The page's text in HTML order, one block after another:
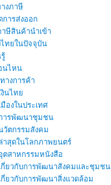
งภาษี
การส่งออก
าษีสินค้านำเข้า
ไทยในปัจจุบัน
นไหน
างการค้า
นไทย
องในประเทศ
ารพัฒนาชุมชน
วัตกรรมสังคม
าสุดในโลกภาพยนตร์
ตสาหกรรมหนังสือ
กี่ยวกับการพัฒนาสังคมและชุมชน
กี่ยวกับการพัฒนาสิ่งแวดล้อม